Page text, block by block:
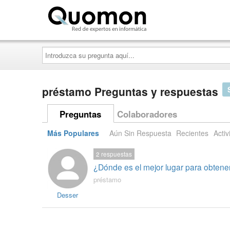
Introduzca
su
pregunta
aquí...
préstamo Preguntas y respuestas
Preguntas Colaboradores
Más Populares Aún Sin Respuesta Recientes
Desser
¿Dónde es el mejor lugar para
2 respuestas
préstamo